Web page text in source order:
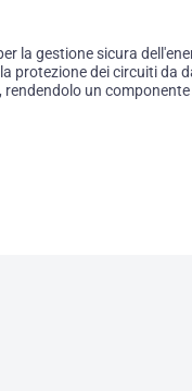
la gestione sicura
protezione dei circuiti
un